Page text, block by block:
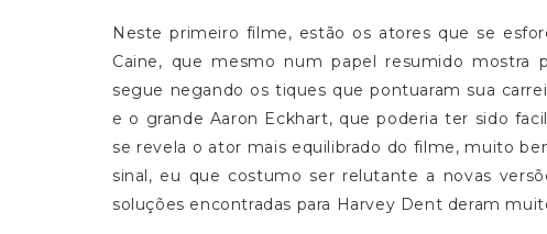
Neste primeiro filme, estão os atores que se
Caine, que mesmo num papel resumido mostra
segue negando os tiques que pontuaram sua
e o grande Aaron Eckhart, que poderia ter sido
se revela o ator mais equilibrado do filme, muito
sinal, eu que costumo ser relutante a novas
soluções encontradas para Harvey Dent deram